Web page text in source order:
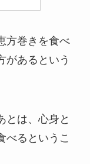
方巻きを食べ
があるという
とは、心身と
べるというこ